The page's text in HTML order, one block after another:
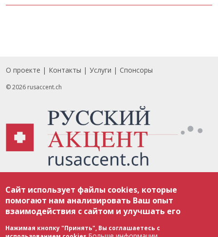
Footer
О проекте Контакты Услуги Спонсоры
© 2026 rusaccent.ch
соответствии с законодательством Швейцарии об авторском праве и
международными соглашениями. Полное или частичное использование
материалов возможно только с разрешения редакции. В случае полного
или частичного воспроизведения материалов сайта rusaccent.ch,
ОБЯЗАТЕЛЬНА АКТИВНАЯ ГИПЕРССЫЛКА на конкретный заимствованный
текст. Фотоизображения, размещенные редакцией rusaccent.ch, являются
ее исключительной собственностью. Полное или частичное
Сайт использует файлы cookies, которые
помогают нам анализировать Ваш опыт
взаимодействия с сайтом и улучшать его
Нажимая кнопку "Принять", Вы соглашаетесь с